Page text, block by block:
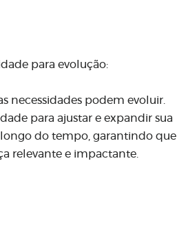
para evolução:
necessidades podem evoluir.
para ajustar e expandir sua
do tempo, garantindo que
relevante e impactante.